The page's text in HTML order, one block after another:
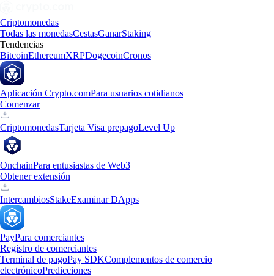
Criptomonedas
Todas las monedasCestasGanarStaking
Tendencias
BitcoinEthereumXRPDogecoinCronos
Aplicación Crypto.comPara usuarios cotidianos
Comenzar
CriptomonedasTarjeta Visa prepagoLevel Up
OnchainPara entusiastas de Web3
Obtener extensión
IntercambiosStakeExaminar DApps
PayPara comerciantes
Registro de comerciantes
Terminal de pagoPay SDKComplementos de comercio
electrónicoPredicciones